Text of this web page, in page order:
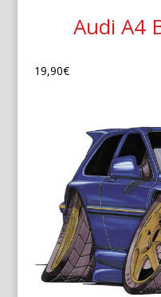
Audi A4
19,90€